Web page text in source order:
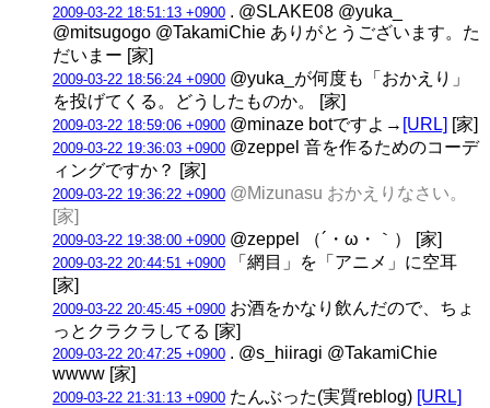
2009-03-22 18:51:13 +0900 . @SLAKE08 @yuka_
@mitsugogo @TakamiChie ありがとうございます。た
だいまー [家]
2009-03-22 18:56:24 +0900 @yuka_が何度も「おかえり」
を投げてくる。どうしたものか。 [家]
2009-03-22 18:59:06 +0900 @minaze botですよ→ [URL] [家]
2009-03-22 19:36:03 +0900 @zeppel 音を作るためのコーデ
ィングですか？ [家]
2009-03-22 19:36:22 +0900 @Mizunasu おかえりなさい。
[家]
2009-03-22 19:38:00 +0900 @zeppel （´・ω・｀） [家]
2009-03-22 20:44:51 +0900 「網目」を「アニメ」に空耳
[家]
2009-03-22 20:45:45 +0900 お酒をかなり飲んだので、ちょ
っとクラクラしてる [家]
2009-03-22 20:47:25 +0900 . @s_hiiragi @TakamiChie
wwww [家]
2009-03-22 21:31:13 +0900 たんぶった(実質reblog) [URL]